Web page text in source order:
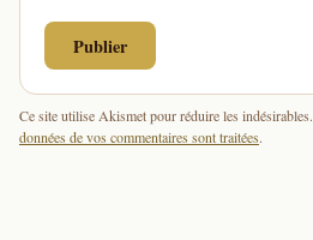
Ce site utilise Akismet pour réduire les indésirables.
données de vos commentaires sont traitées.